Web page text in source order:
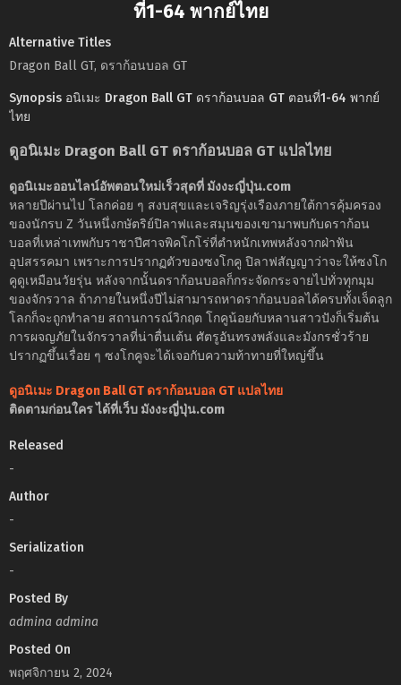
ที่1-64 พากย์ไทย
Alternative Titles
Dragon Ball GT, ดราก้อนบอล GT
Synopsis อนิเมะ Dragon Ball GT ดราก้อนบอล GT ตอนที่1-64 พากย์
ไทย
ดูอนิเมะ Dragon Ball GT ดราก้อนบอล GT แปลไทย
ดูอนิเมะออนไลน์อัพตอนใหม่เร็วสุดที่ มังงะญี่ปุ่น.com
หลายปีผ่านไป โลกค่อย ๆ สงบสุขและเจริญรุ่งเรืองภายใต้การคุ้มครอง
ของนักรบ Z วันหนึ่งกษัตริย์ปิลาฟและสมุนของเขามาพบกับดราก้อน
บอลที่เหล่าเทพกับราชาปีศาจพิคโกโร่ที่ตำหนักเทพหลังจากฝ่าฟัน
อุปสรรคมา เพราะการปรากฏตัวของซงโกคู ปิลาฟสัญญาว่าจะให้ซงโก
คูดูเหมือนวัยรุ่น หลังจากนั้นดราก้อนบอลก็กระจัดกระจายไปทั่วทุกมุม
ของจักรวาล ถ้าภายในหนึ่งปีไม่สามารถหาดราก้อนบอลได้ครบทั้งเจ็ดลูก
โลกก็จะถูกทำลาย สถานการณ์วิกฤต โกคูน้อยกับหลานสาวปังก็เริ่มต้น
การผจญภัยในจักรวาลที่น่าตื่นเต้น ศัตรูอันทรงพลังและมังกรชั่วร้าย
ปรากฏขึ้นเรื่อย ๆ ซงโกคูจะได้เจอกับความท้าทายที่ใหญ่ขึ้น
ดูอนิเมะ Dragon Ball GT ดราก้อนบอล GT แปลไทย
ติดตามก่อนใคร ได้ที่เว็บ มังงะญี่ปุ่น.com
Released
-
Author
-
Serialization
-
Posted By
admina admina
Posted On
พฤศจิกายน 2, 2024